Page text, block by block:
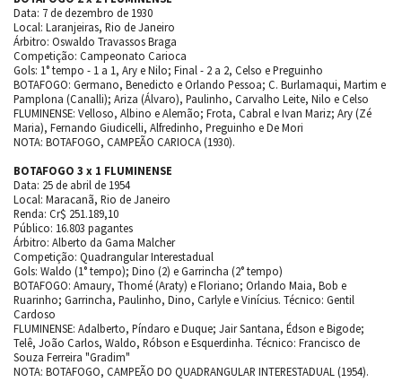
Data: 7 de dezembro de 1930
Local: Laranjeiras, Rio de Janeiro
Árbitro: Oswaldo Travassos Braga
Competição: Campeonato Carioca
Gols: 1° tempo - 1 a 1, Ary e Nilo; Final - 2 a 2, Celso e Preguinho
BOTAFOGO: Germano, Benedicto e Orlando Pessoa; C. Burlamaqui, Martim e
Pamplona (Canalli); Ariza (Álvaro), Paulinho, Carvalho Leite, Nilo e Celso
FLUMINENSE: Velloso, Albino e Alemão; Frota, Cabral e Ivan Mariz; Ary (Zé
Maria), Fernando Giudicelli, Alfredinho, Preguinho e De Mori
NOTA: BOTAFOGO, CAMPEÃO CARIOCA (1930).
BOTAFOGO 3 x 1 FLUMINENSE
Data: 25 de abril de 1954
Local: Maracanã, Rio de Janeiro
Renda: Cr$ 251.189,10
Público: 16.803 pagantes
Árbitro: Alberto da Gama Malcher
Competição: Quadrangular Interestadual
Gols: Waldo (1° tempo); Dino (2) e Garrincha (2° tempo)
BOTAFOGO: Amaury, Thomé (Araty) e Floriano; Orlando Maia, Bob e
Ruarinho; Garrincha, Paulinho, Dino, Carlyle e Vinícius. Técnico: Gentil
Cardoso
FLUMINENSE: Adalberto, Píndaro e Duque; Jair Santana, Édson e Bigode;
Telê, João Carlos, Waldo, Róbson e Esquerdinha. Técnico: Francisco de
Souza Ferreira "Gradim"
NOTA: BOTAFOGO, CAMPEÃO DO QUADRANGULAR INTERESTADUAL (1954).